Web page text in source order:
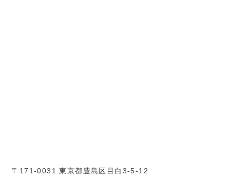
〒171-0031 東京都豊島区目白3-5-12